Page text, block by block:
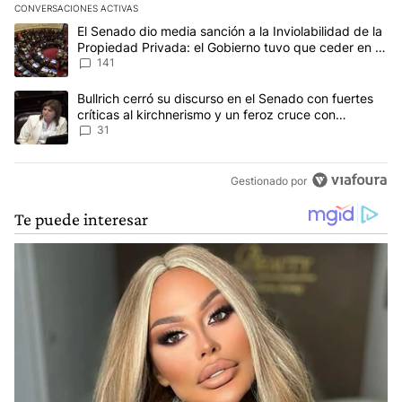
CONVERSACIONES ACTIVAS
Este listado muestra los artículos con más comentarios en los
Un artículo de tendencia con el título "El Senado dio media
El Senado dio media sanción a la Inviolabilidad de la
Propiedad Privada: el Gobierno tuvo que ceder en la
Ley del Manejo del Fuego
141
Un artículo de tendencia con el título "Bullrich cerró su discurso
Bullrich cerró su discurso en el Senado con fuertes
críticas al kirchnerismo y un feroz cruce con
Capitanich al que le gritó “¡cállate!”
31
Gestionado por